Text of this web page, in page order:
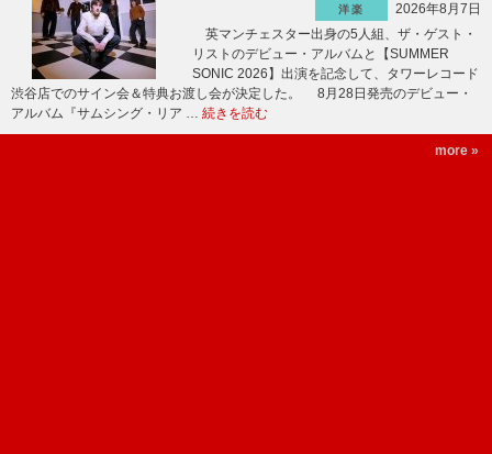
洋楽
2026年8月7日
英マンチェスター出身の5人組、ザ・ゲスト・
リストのデビュー・アルバムと【SUMMER
SONIC 2026】出演を記念して、タワーレコード
渋谷店でのサイン会＆特典お渡し会が決定した。 8月28日発売のデビュー・
アルバム『サムシング・リア … 続きを読む
more »